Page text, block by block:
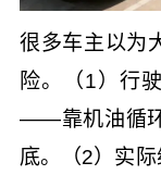
很多车主以为
险。（1）行
——靠机油循
底。（2）实